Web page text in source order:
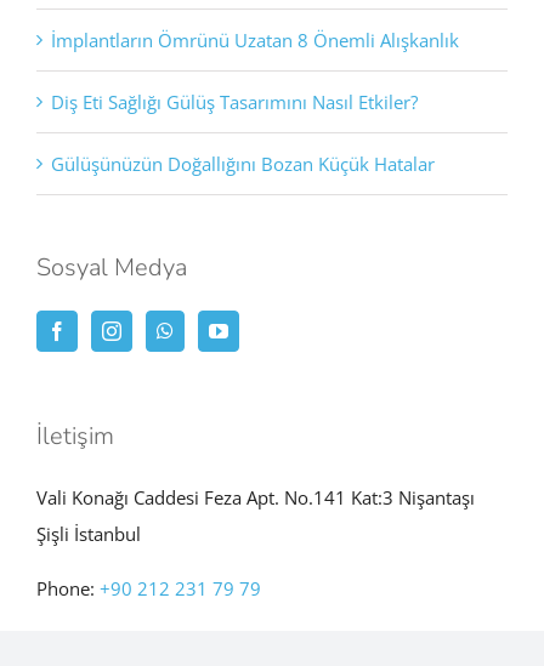
İmplantların Ömrünü Uzatan 8 Önemli Alışkanlık
Diş Eti Sağlığı Gülüş Tasarımını Nasıl Etkiler?
Gülüşünüzün Doğallığını Bozan Küçük Hatalar
Sosyal Medya
İletişim
Vali Konağı Caddesi Feza Apt. No.141 Kat:3 Nişantaşı
Şişli İstanbul
Phone: +90 212 231 79 79